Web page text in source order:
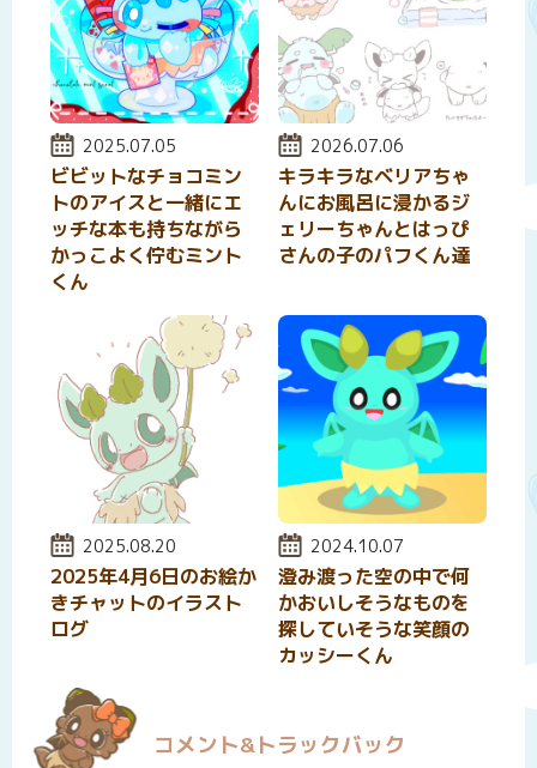
投稿日:
2025.07.05
ビビットなチョコミン
トのアイスと一緒にエ
ッチな本も持ちながら
かっこよく佇むミント
くん
投稿日:
2026.07.06
キラキラなベリアちゃ
んにお風呂に浸かるジ
ェリーちゃんとはっぴ
さんの子のパフくん達
投稿日:
2025.08.20
2025年4月6日のお絵か
きチャットのイラスト
ログ
投稿日:
2024.10.07
澄み渡った空の中で何
かおいしそうなものを
探していそうな笑顔の
カッシーくん
コメント&トラックバック